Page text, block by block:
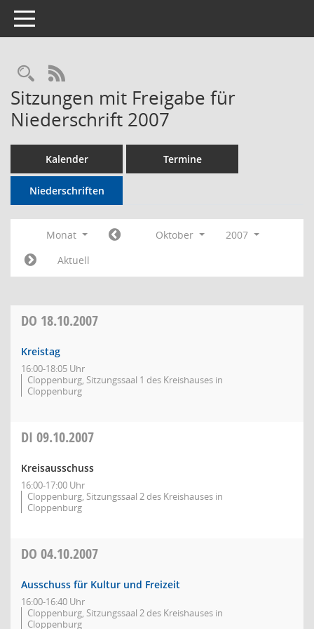
Toggle navigation
Rechercheauswahl
RSS-Feed
Sitzungen mit Freigabe für
Niederschrift 2007
Kalender Termine
Niederschriften
Monat Oktober
2007
Aktuell
DO 18.10.2007
Kreistag
16:00-18:05 Uhr
Cloppenburg, Sitzungssaal 1 des Kreishauses in
Cloppenburg
DI 09.10.2007
Kreisausschuss
16:00-17:00 Uhr
Cloppenburg, Sitzungssaal 2 des Kreishauses in
Cloppenburg
DO 04.10.2007
Ausschuss für Kultur und Freizeit
16:00-16:40 Uhr
Cloppenburg, Sitzungssaal 2 des Kreishauses in
Cloppenburg